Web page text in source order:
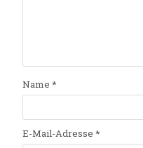
Name *
E-Mail-Adresse *